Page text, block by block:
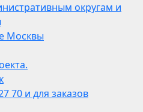
округам и
Москвы
70 и для заказов